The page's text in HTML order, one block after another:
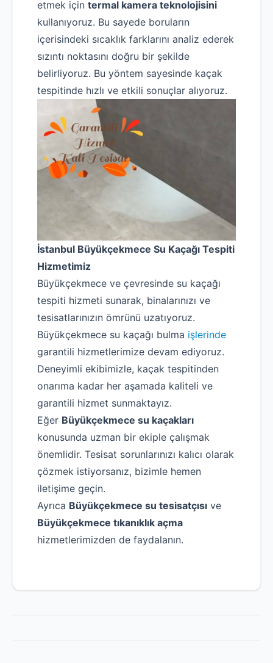
Uzmana Sor
Hakkımızda
İletişim
etmek için termal kamera teknolojisini
kullanıyoruz. Bu sayede boruların
içerisindeki sıcaklık farklarını analiz ederek
sızıntı noktasını doğru bir şekilde
belirliyoruz. Bu yöntem sayesinde kaçak
tespitinde hızlı ve etkili sonuçlar alıyoruz.
İstanbul Büyükçekmece Su Kaçağı Tespiti
Hizmetimiz
Büyükçekmece ve çevresinde su kaçağı
tespiti hizmeti sunarak, binalarınızı ve
tesisatlarınızın ömrünü uzatıyoruz.
Büyükçekmece su kaçağı bulma işlerinde
garantili hizmetlerimize devam ediyoruz.
Deneyimli ekibimizle, kaçak tespitinden
onarıma kadar her aşamada kaliteli ve
garantili hizmet sunmaktayız.
Eğer Büyükçekmece su kaçakları
konusunda uzman bir ekiple çalışmak
önemlidir. Tesisat sorunlarınızı kalıcı olarak
çözmek istiyorsanız, bizimle hemen
iletişime geçin.
Ayrıca Büyükçekmece su tesisatçısı ve
Büyükçekmece tıkanıklık açma
hizmetlerimizden de faydalanın.